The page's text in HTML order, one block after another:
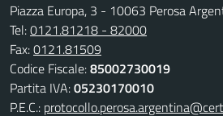
Piazza Europa, 3 - 10063 Perosa
Tel:0121.81218 - 82000
Fax:0121.81509
Codice Fiscale:85002730019
Partita IVA:05230170010
P.E.C.: